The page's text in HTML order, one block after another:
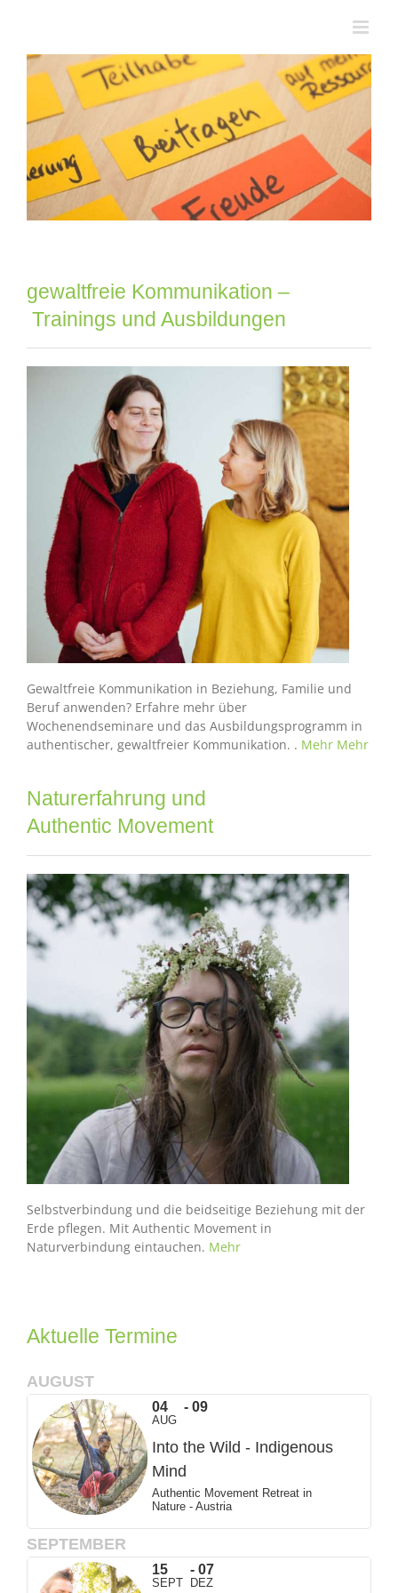
gewaltfreie Kommunikation –
Trainings und Ausbildungen
Gewaltfreie Kommunikation in Beziehung, Familie und
Beruf anwenden? Erfahre mehr über
Wochenendseminare und das Ausbildungsprogramm in
authentischer, gewaltfreier Kommunikation. . Mehr Mehr
Naturerfahrung und
Authentic Movement
Selbstverbindung und die beidseitige Beziehung mit der
Erde pflegen. Mit Authentic Movement in
Naturverbindung eintauchen. Mehr
Aktuelle Termine
AUGUST
04
AUG
09
Into the Wild - Indigenous
Mind
Authentic Movement Retreat in
Nature - Austria
SEPTEMBER
15
SEPT
07
DEZ